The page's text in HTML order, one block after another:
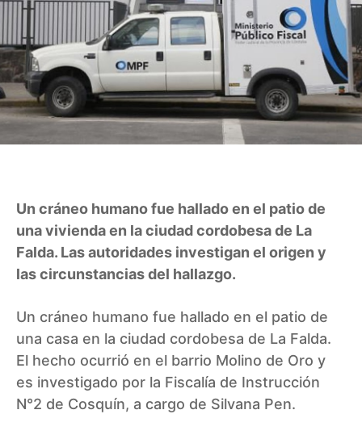
Un cráneo humano fue hallado en el patio de
una vivienda en la ciudad cordobesa de La
Falda. Las autoridades investigan el origen y
las circunstancias del hallazgo.
Un cráneo humano fue hallado en el patio de
una casa en la ciudad cordobesa de La Falda.
El hecho ocurrió en el barrio Molino de Oro y
es investigado por la Fiscalía de Instrucción
N°2 de Cosquín, a cargo de Silvana Pen.